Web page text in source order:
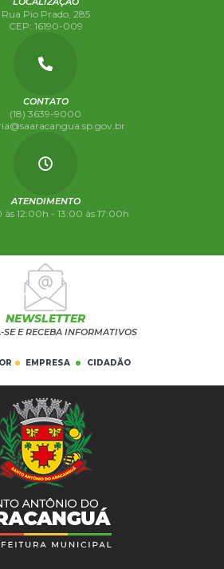
Rua Pio Prado, 285
CEP: 16190-009
CONTATO
(18) 3639-9000
ATENDIMENTO
às 12:00h - 13:00 às 17:00h
NEWSLETTER
SE E RECEBA INFORMATIVOS
EMPRESA CIDADÃO